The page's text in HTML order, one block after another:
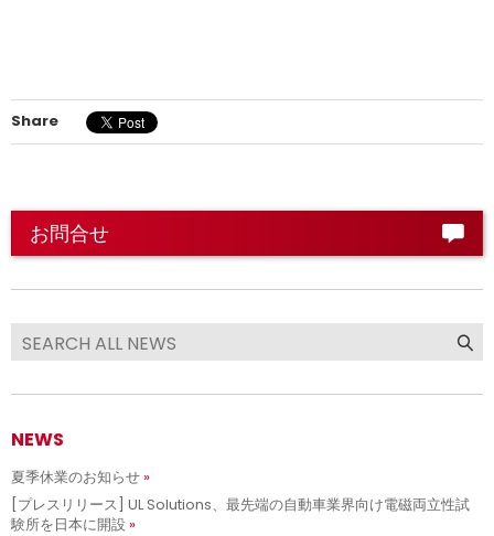
Share
お問合せ
NEWS
夏季休業のお知らせ
[プレスリリース] UL Solutions、最先端の自動車業界向け電磁両立性試
験所を日本に開設